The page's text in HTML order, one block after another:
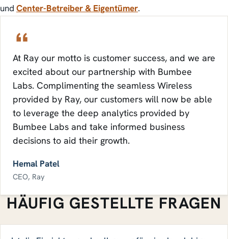
und Center-Betreiber & Eigentümer.
At Ray our motto is customer success, and we are
excited about our partnership with Bumbee
Labs. Complimenting the seamless Wireless
provided by Ray, our customers will now be able
to leverage the deep analytics provided by
Bumbee Labs and take informed business
decisions to aid their growth.
Hemal Patel
CEO, Ray
HÄUFIG GESTELLTE FRAGEN